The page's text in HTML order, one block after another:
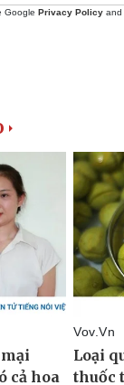
Google Privacy Policy and